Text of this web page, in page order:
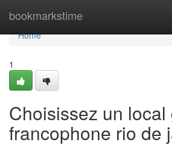
bookmarkstime
Home
Home
1
Choisissez un local
francophone rio de